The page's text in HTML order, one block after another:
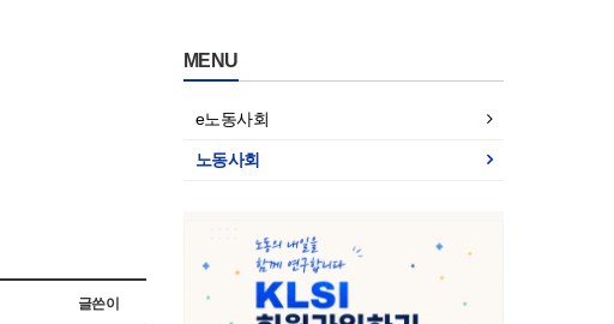
글쓴이
MENU
e노동사회
노동사회